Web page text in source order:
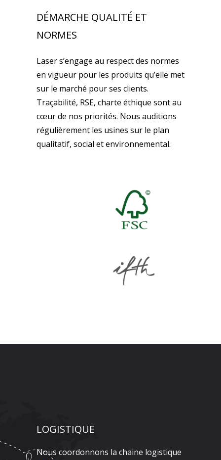
DÉMARCHE QUALITÉ ET
NORMES
Laser s’engage au respect des normes
en vigueur pour les produits qu’elle met
sur le marché pour ses clients.
Traçabilité, RSE, charte éthique sont au
cœur de nos priorités. Nous auditions
régulièrement les usines sur le plan
qualitatif, social et environnemental.
LOGISTIQUE
Nous coordonnons la chaine logistique